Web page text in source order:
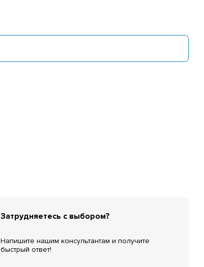
Затрудняетесь с выбором?
Напишите нашим консультантам и получите
быстрый ответ!